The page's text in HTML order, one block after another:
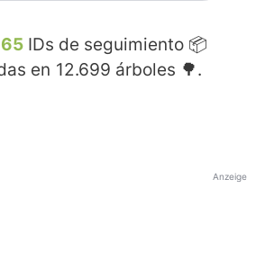
IDs de seguimiento 📦
en 12.699 árboles 🌳.
Anzeige